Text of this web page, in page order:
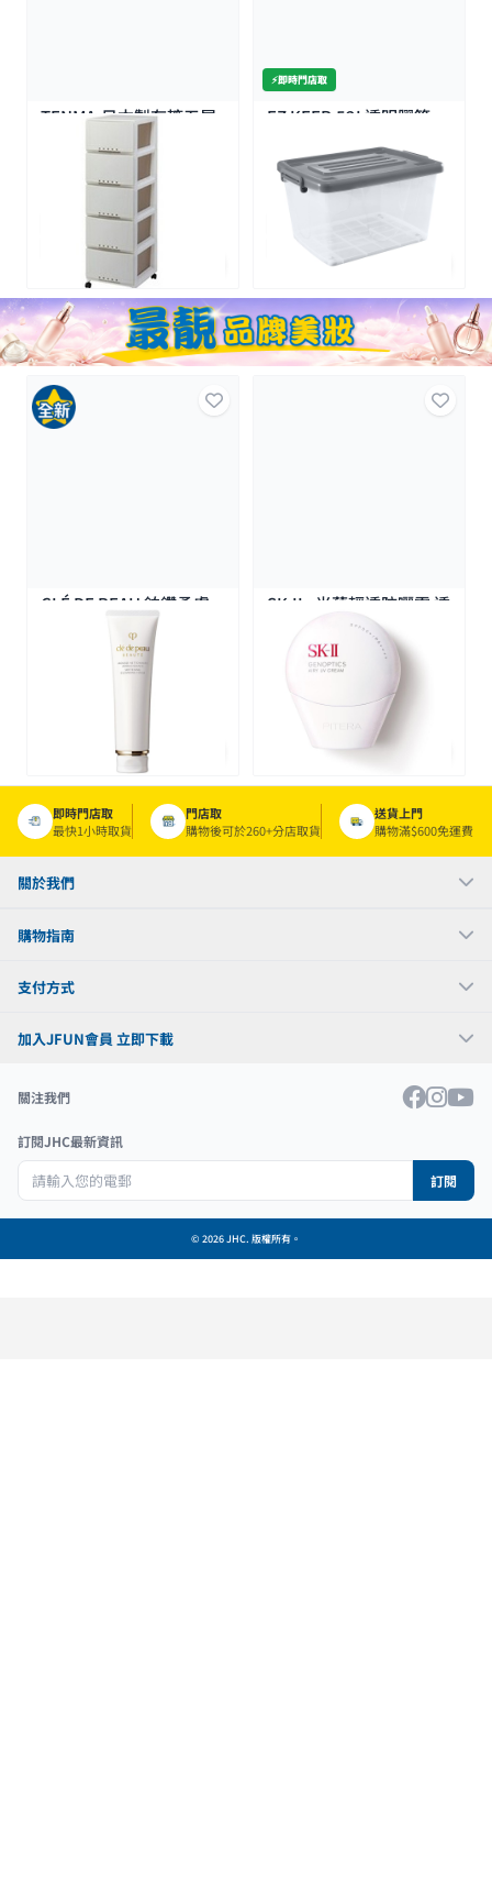
TENMA-日本製有轆五層
$399.0 $529.0
⚡️即時門店取
EZ KEEP-52L透明膠箱
23K+
$79.9
全場買4送1(共選5件商品)
CLÉ DE PEAU 鉑鑽柔膚
潔面泡沫 125ML
SK-II - 光蘊輕透防曬霜 透
明色 SPF 50+ PA ++++
$490.0
即時門店取
最快1小時取貨
門店取
購物後可於260+分店取貨
送貨上門
購物滿$600免運費
關於我們
購物指南
支付方式
加入JFUN會員 立即下載
關注我們
訂閱JHC最新資訊
訂閱
© 2026 JHC. 版權所有。